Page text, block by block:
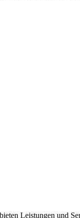
Leistungen und